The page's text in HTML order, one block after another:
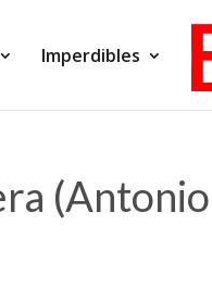
Imperdibles